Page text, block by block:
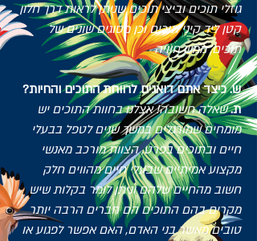
גוזלי תוכים וביצי תוכים שניתן לראות דרך חלון
קטן ליד קיני תוכים וכן מסוגים שונים של
תוכים, ממש חוויה
?ש. כיצד אתם דואגים לרווחת התוכים והחיות
ת.שאלה חשובה! אצלנו בחוות התוכים יש
מומחים שמורגלים במשך שנים לטפל בבעלי
חיים ובתוכים בפרט, הצוות מורכב מאנשי
מקצוע אמיתיים שבעלי חיים מהווים חלק
חשוב מהחיים שלהם וניתן לומר בקלות שיש
מקרים בהם התוכים הם חברים הרבה יותר
טובים מאשר בני האדם, האם אפשר לפגוע או